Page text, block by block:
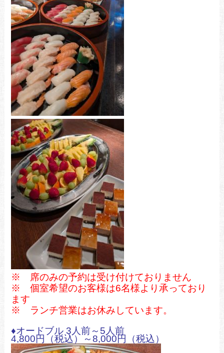
※ 席のみの予約は受け付けておりません
※ 個室希望のお客様は6名様より承っており
ます
※ ランチ営業はお休みしています。
♦オードブル 3人前～5人前
4,800円（税込）～8,000円（税込）